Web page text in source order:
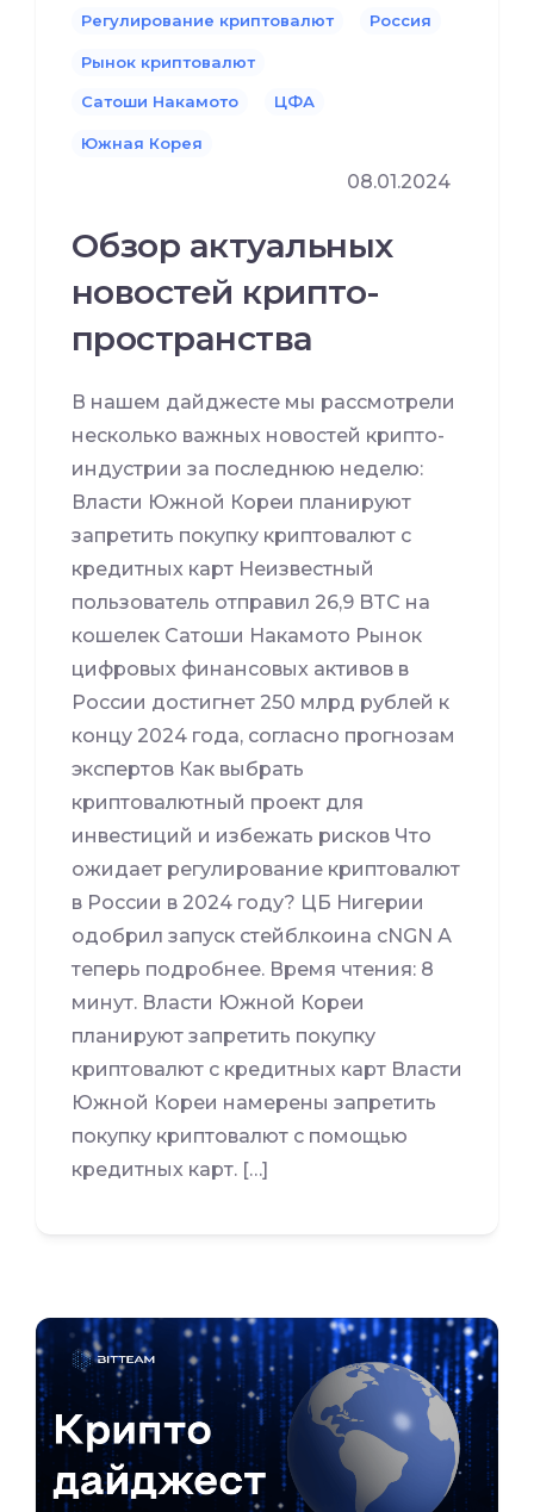
Регулирование криптовалют Россия
Рынок криптовалют
Сатоши Накамото ЦФА
Южная Корея
08.01.2024
Обзор актуальных
новостей крипто-
пространства
В нашем дайджесте мы рассмотрели
несколько важных новостей крипто-
индустрии за последнюю неделю:
Власти Южной Кореи планируют
запретить покупку криптовалют с
кредитных карт Неизвестный
пользователь отправил 26,9 BTC на
кошелек Сатоши Накамото Рынок
цифровых финансовых активов в
России достигнет 250 млрд рублей к
концу 2024 года, согласно прогнозам
экспертов Как выбрать
криптовалютный проект для
инвестиций и избежать рисков Что
ожидает регулирование криптовалют
в России в 2024 году? ЦБ Нигерии
одобрил запуск стейблкоина cNGN А
теперь подробнее. Время чтения: 8
минут. Власти Южной Кореи
планируют запретить покупку
криптовалют с кредитных карт Власти
Южной Кореи намерены запретить
покупку криптовалют с помощью
кредитных карт. […]